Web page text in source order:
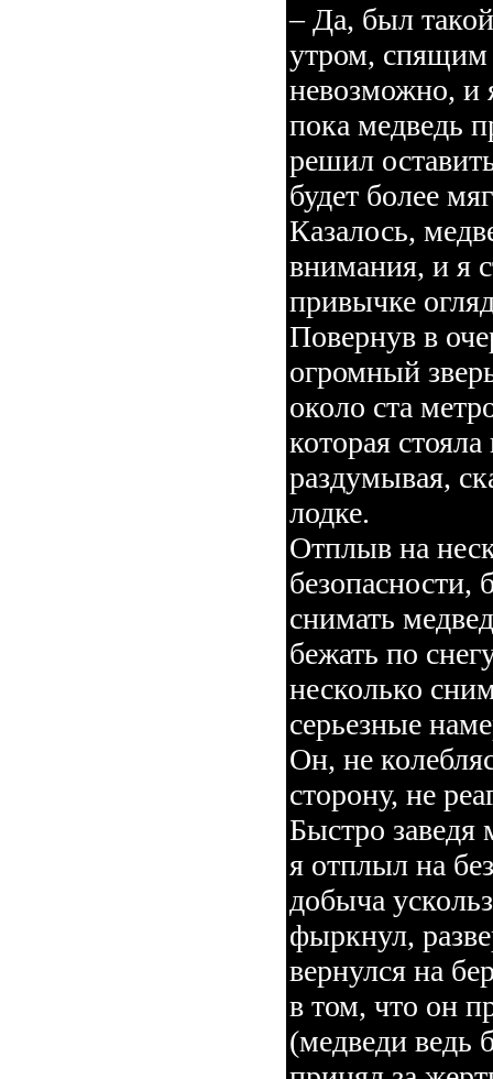
– Да, был
утром, спящим
невозможно, и
пока медведь
решил
будет более
Казалось,
внимания, и я
привычке
Повернув в
огромный
около ста
которая
раздумывая,
лодке.
Отплыв на
безопасности,
снимать
бежать по
несколько
серьезные
Он, не
сторону, не
Быстро заведя
я отплыл на
добыча
фыркнул,
вернулся на
в том, что он
(медведи ведь